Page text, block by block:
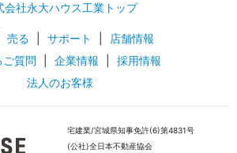
会社永大ハウス工業トップ
売る サポート
店舗情報
ご質問
企業情報
採用情報
法人のお客様
宅建業/宮城県知事免許(6)第4831号
(公社)全日本不動産協会